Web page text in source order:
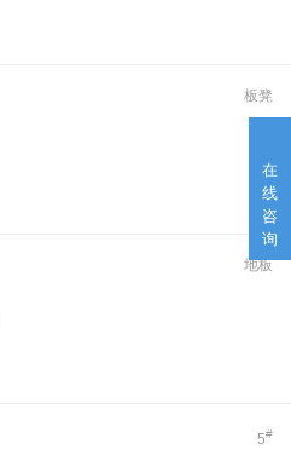
在
线
咨
询
板凳
地板
5#